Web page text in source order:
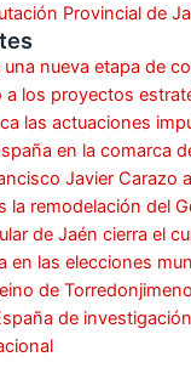
Provincial de
una nueva etapa de
a los proyectos
las actuaciones
en la comarca
Javier Carazo
la remodelación del
de Jaén cierra el
en las elecciones
de
de